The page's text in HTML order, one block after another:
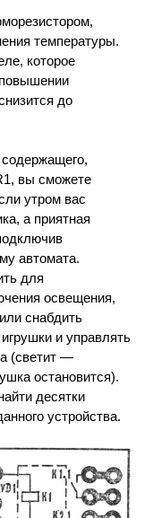
температуры.
которое
до
вы сможете
утром вас
а приятная
автомата.
для
освещения,
снабдить
и управлять
(светит —
остановится).
десятки
устройства.